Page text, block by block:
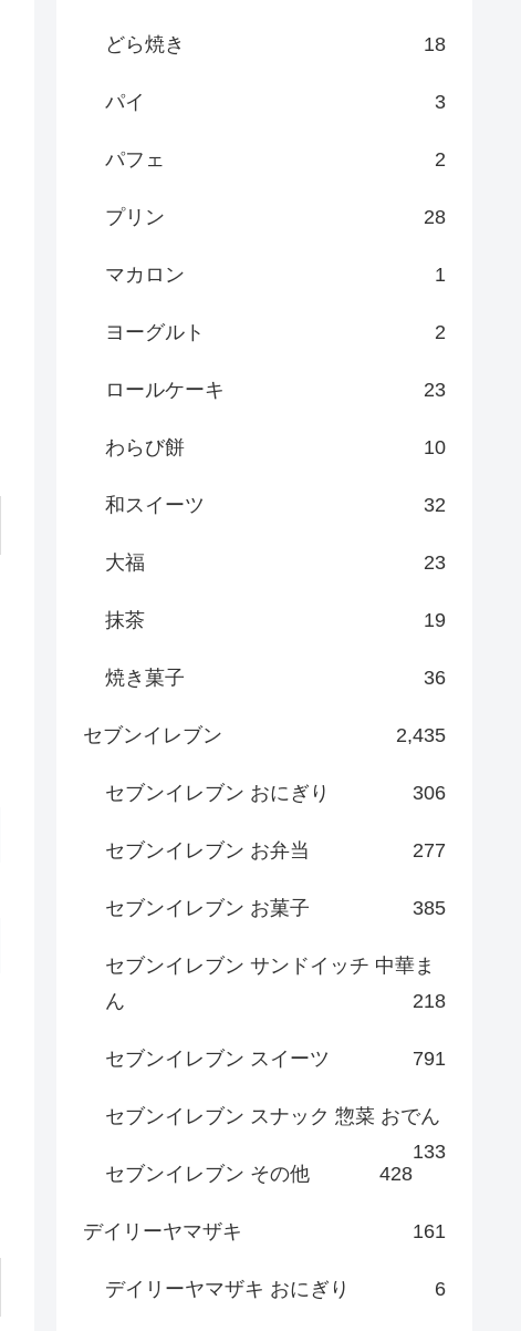
どら焼き 18
パイ 3
パフェ 2
プリン 28
マカロン 1
ヨーグルト 2
ロールケーキ 23
わらび餅 10
和スイーツ 32
大福 23
抹茶 19
焼き菓子 36
セブンイレブン 2,435
セブンイレブン おにぎり 306
セブンイレブン お弁当 277
セブンイレブン お菓子 385
セブンイレブン サンドイッチ 中華ま
ん
218
セブンイレブン スイーツ 791
セブンイレブン スナック 惣菜 おでん
133
セブンイレブン その他
428
デイリーヤマザキ 161
デイリーヤマザキ おにぎり 6